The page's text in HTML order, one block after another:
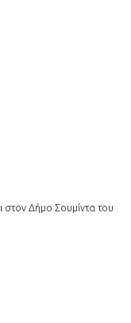
Δήμο Σουμίντα του